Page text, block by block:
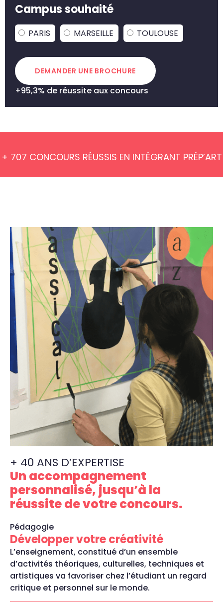
Campus souhaité
PARIS MARSEILLE TOULOUSE
DEMANDER UNE BROCHURE
+95,3% de réussite aux concours
+ 707 CONCOURS RÉUSSIS EN INTÉGRANT PRÉP’ART
+ 40 ANS D’EXPERTISE
Un accompagnement
personnalisé, jusqu’à la
réussite de votre concours.
Pédagogie
Développer votre créativité
L’enseignement, constitué d’un ensemble
d’activités théoriques, culturelles, techniques et
artistiques va favoriser chez l’étudiant un regard
critique et personnel sur le monde.